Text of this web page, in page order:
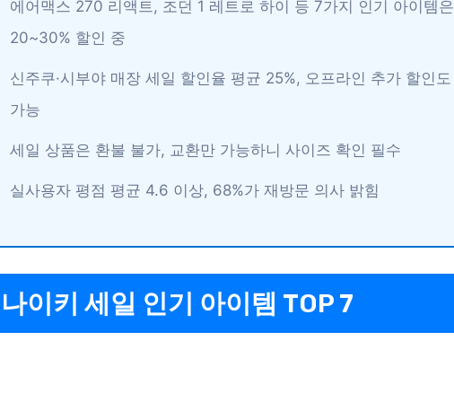
에어맥스 270 리액트, 조던 1 레트로 하이 등 7가지 인기 아이템은
20~30% 할인 중
신주쿠·시부야 매장 세일 할인율 평균 25%, 오프라인 추가 할인도
가능
세일 상품은 환불 불가, 교환만 가능하니 사이즈 확인 필수
실사용자 평점 평균 4.6 이상, 68%가 재방문 의사 밝힘
이키 세일 인기 아이템 TOP 7